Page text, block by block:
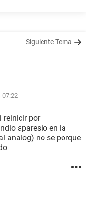
Siguiente Tema
07:22
reinicir por
aparesio en la
analog) no se porque